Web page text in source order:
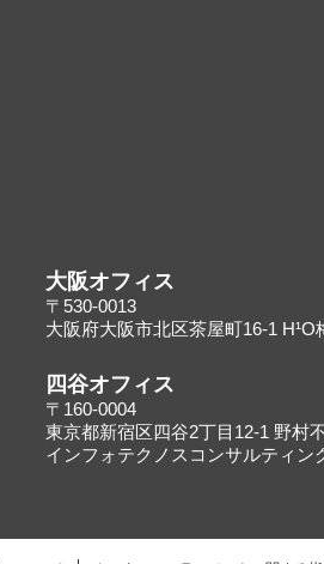
大阪オフィス
〒530-0013
大阪府大阪市北区茶屋町16-1 H¹O
四谷オフィス
〒160-0004
東京都新宿区四谷2丁目12-1 野村
インフォテクノスコンサルティン